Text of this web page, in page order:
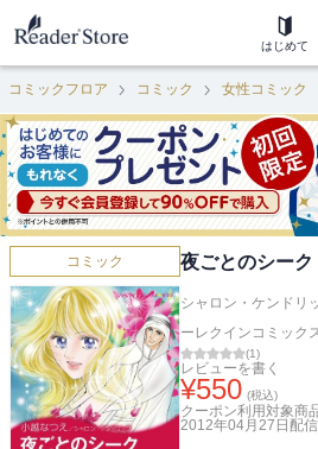
はじめて
コミックフロア コミック 女性コミック
コミック 夜ごとのシーク
シャロン・ケンドリ
ーレクインコミック
(1)
レビューを書く
¥550 (税込)
クーポン利用対象商
2012年04月27日 配信